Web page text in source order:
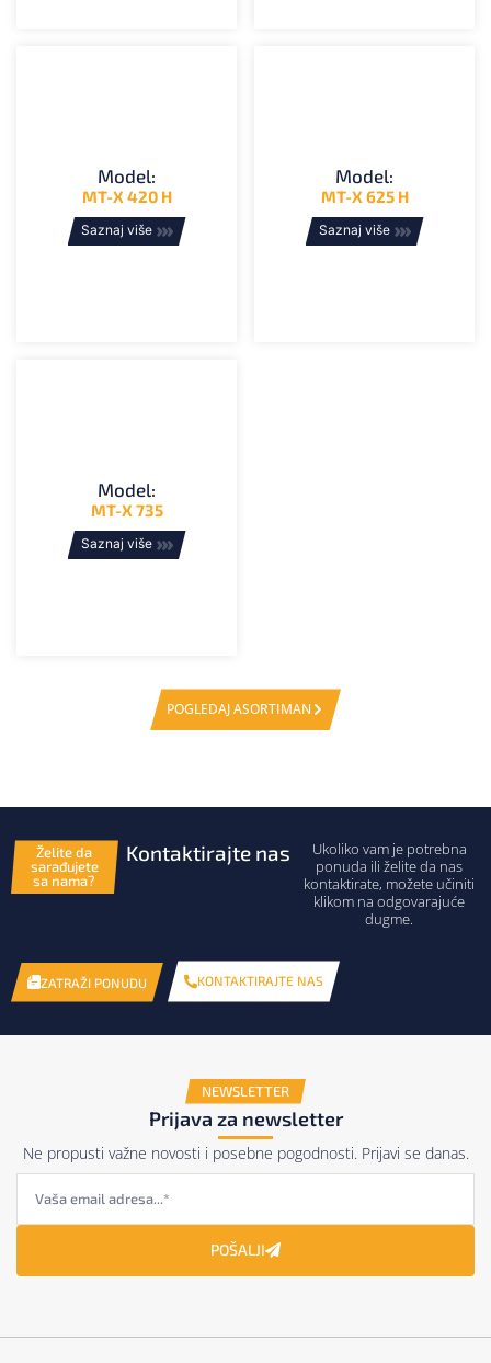
Model:
MT-X 420 H
Saznaj više
Model:
MT-X 625 H
Saznaj više
Model:
MT-X 735
Saznaj više
POGLEDAJ ASORTIMAN
Želite da
sarađujete
sa nama?
Kontaktirajte nas
Ukoliko vam je potrebna
ponuda ili želite da nas
kontaktirate, možete učiniti
klikom na odgovarajuće
dugme.
ZATRAŽI PONUDU KONTAKTIRAJTE NAS
NEWSLETTER
Prijava za newsletter
Ne propusti važne novosti i posebne pogodnosti. Prijavi se danas.
POŠALJI